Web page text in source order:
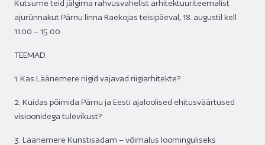
Kutsume teid jälgima rahvusvahelist arhitektuuriteemalist
ajurünnakut Pärnu linna Raekojas teisipäeval, 18. augustil kell
11.00 – 15.00.
TEEMAD:
1. Kas Läänemere riigid vajavad riigiarhitekte?
2. Kuidas põimida Pärnu ja Eesti ajaloolised ehitusväärtused
visioonidega tulevikust?
3. Läänemere Kunstisadam – võimalus loominguliseks